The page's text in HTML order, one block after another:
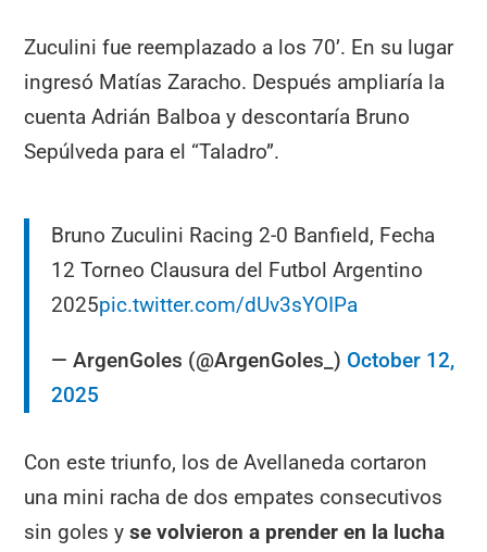
Zuculini fue reemplazado a los 70’. En su lugar
ingresó Matías Zaracho. Después ampliaría la
cuenta Adrián Balboa y descontaría Bruno
Sepúlveda para el “Taladro”.
Bruno Zuculini Racing 2-0 Banfield, Fecha
12 Torneo Clausura del Futbol Argentino
2025pic.twitter.com/dUv3sYOIPa
— ArgenGoles (@ArgenGoles_) October 12,
2025
Con este triunfo, los de Avellaneda cortaron
una mini racha de dos empates consecutivos
sin goles yse volvieron a prender en la lucha